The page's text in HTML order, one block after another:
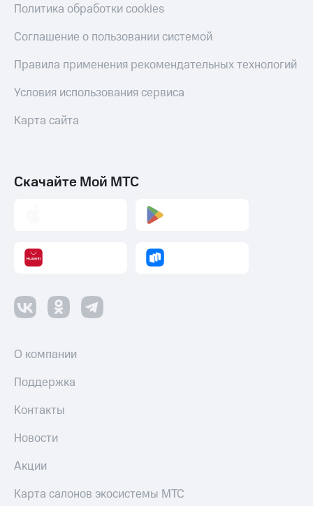
Политика обработки cookies
Соглашение о пользовании системой
Правила применения рекомендательных технологий
Условия использования сервиса
Карта сайта
Скачайте Мой МТС
О компании
Поддержка
Контакты
Новости
Акции
Карта салонов экосистемы МТС